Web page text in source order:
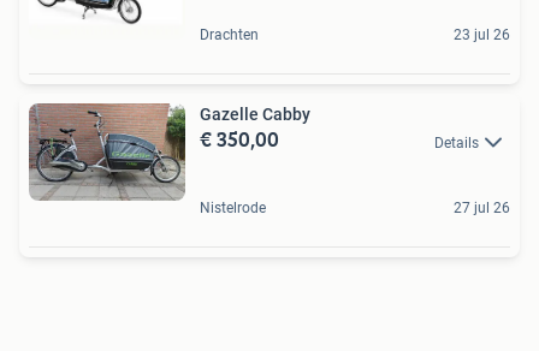
Drachten 23 jul 26
Gazelle Cabby
€ 350,00 Details
Nistelrode 27 jul 26